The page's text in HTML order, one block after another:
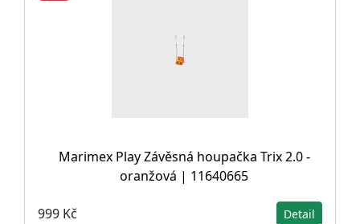
Marimex Play Závěsná houpačka Trix 2.0 -
oranžová | 11640665
999 Kč Detail